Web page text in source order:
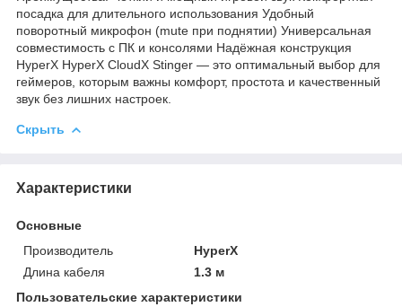
посадка для длительного использования Удобный
поворотный микрофон (mute при поднятии) Универсальная
совместимость с ПК и консолями Надёжная конструкция
HyperX HyperX CloudX Stinger — это оптимальный выбор для
геймеров, которым важны комфорт, простота и качественный
звук без лишних настроек.
Скрыть
Характеристики
Основные
Производитель
HyperX
Длина кабеля
1.3 м
Пользовательские характеристики